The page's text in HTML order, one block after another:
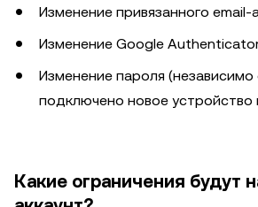
Изменение привязанного email-
Изменение Google
Изменение пароля (независимо
подключено новое устройство
Какие ограничения будут